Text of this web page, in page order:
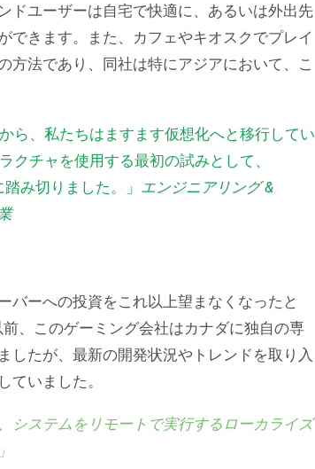
ドユーザーは自宅で快適に、あるいは外出先
できます。また、カフェやキオスクでプレイ
方法であり、同社は特にアジアにおいて、こ
ら、私たちはますます仮想化へと移行してい
クチャを使用する最初の試みとして、
み切りました。」 エンジニアリング &
バーへの投資をこれ以上望まなくなったと
、このゲーミング会社はカナダに独自の専
したが、最新の開発状況やトレンドを取り入
ていました。
システムをリモートで実行するローカライズ